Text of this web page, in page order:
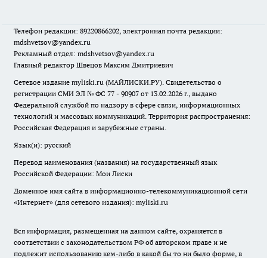
Телефон редакции: 89220866202, электронная почта редакции:
mdshvetsov@yandex.ru
Рекламный отдел: mdshvetsov@yandex.ru
Главный редактор Швецов Максим Дмитриевич
Сетевое издание myliski.ru (МАЙЛИСКИ.РУ). Свидетельство о
регистрации СМИ ЭЛ № ФС 77 - 90907 от 13.02.2026 г., выдано
Федеральной службой по надзору в сфере связи, информационных
технологий и массовых коммуникаций. Территория распространения:
Российская Федерация и зарубежные страны.
Язык(и): русский
Перевод наименования (названия) на государственный язык
Российской Федерации: Мои Лиски
Доменное имя сайта в информационно-телекоммуникационной сети
«Интернет» (для сетевого издания): myliski.ru
Вся информация, размещенная на данном сайте, охраняется в
соответствии с законодательством РФ об авторском праве и не
подлежит использованию кем-либо в какой бы то ни было форме, в